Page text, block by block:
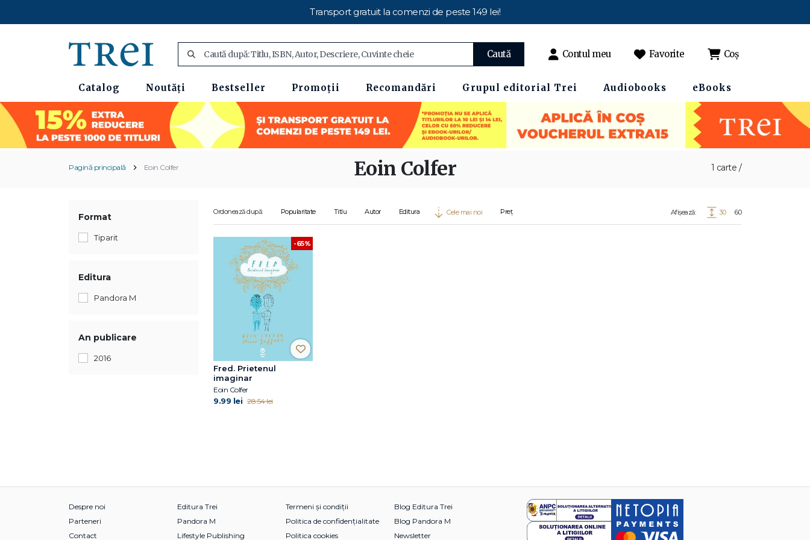
Transport gratuit la comenzi de peste 149 lei!
Caută Contul meu Favorite Coș
Catalog Noutăți Bestseller Promoții Recomandări Grupul editorial Trei Audiobooks eBooks
Pagină principală Eoin Colfer 1 carte /
Eoin Colfer
Format
Tiparit
Editura
Pandora M
An publicare
2016
Ordonează după: Popularitate Titlu Autor Editura Cele mai noi Preț Afișează: 30 60
-65%
Fred. Prietenul
imaginar
Eoin Colfer
9.99 lei 28.54 lei
Despre noi
Parteneri
Contact
Editura Trei
Pandora M
Lifestyle Publishing
Termeni și condiții
Politica de confidențialitate
Politica cookies
Blog Editura Trei
Blog Pandora M
Newsletter